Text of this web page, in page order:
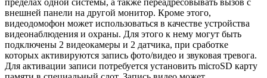
внешней панели на другой монитор. Кроме этого,
видеодомофон может использоваться в качестве устройства
видеонаблюдения и охраны. Для этого к нему могут быть
подключены 2 видеокамеры и 2 датчика, при сработке
которых активируются запись фото/видео и звуковая тревога.
Для активации записи потребуется установить microSD карту